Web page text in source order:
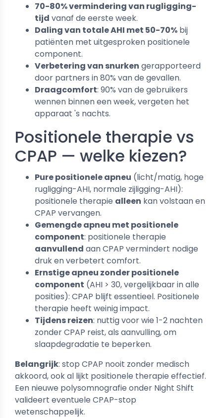
70-80% vermindering van rugligging-
tijd vanaf de eerste week.
Daling van totale AHI met 50-70% bij
patiënten met uitgesproken positionele
component.
Verbetering van snurken gerapporteerd
door partners in 80% van de gevallen.
Draagcomfort: 90% van de gebruikers
wennen binnen een week, vergeten het
apparaat 's nachts.
Positionele therapie vs
CPAP — welke kiezen?
Pure positionele apneu (licht/matig, hoge
rugligging-AHI, normale zijligging-AHI):
positionele therapie alleen kan volstaan en
CPAP vervangen.
Gemengde apneu met positionele
component: positionele therapie
aanvullend aan CPAP vermindert nodige
druk en verbetert comfort.
Ernstige apneu zonder positionele
component (AHI > 30, vergelijkbaar in alle
posities): CPAP blijft essentieel. Positionele
therapie heeft weinig impact.
Tijdens reizen: nuttig voor wie 1-2 nachten
zonder CPAP reist, als aanvulling, om
slaapdegradatie te beperken.
Belangrijk: stop CPAP nooit zonder medisch
akkoord, ook al lijkt positionele therapie effectief.
Een nieuwe polysomnografie onder Night Shift
valideert eventuele CPAP-stop
wetenschappelijk.